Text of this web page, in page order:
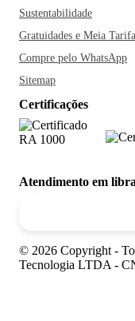
Sustentabilidade
Gratuidades e Meia Tarifa
Compre pelo WhatsApp
Sitemap
Certificações
Atendimento em
© 2026 Copyright -
Tecnologia LTDA -